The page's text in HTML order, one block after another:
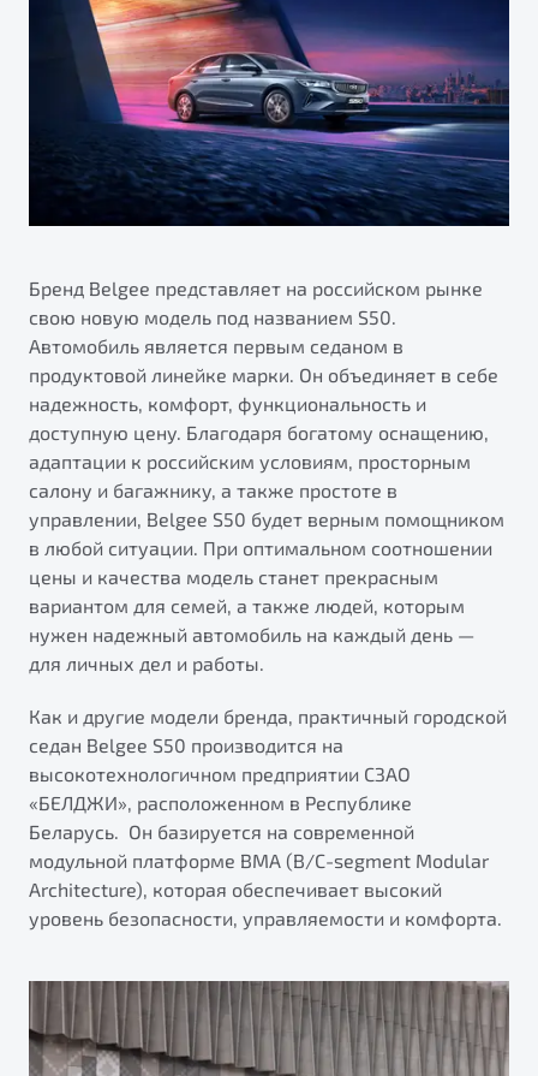
Яркий кроссовер
от 2 219 990 ₽*
Обзор В наличии
Элегантный и практичный седан
от 1 699 990 ₽*
Обзор В наличии
от 2 499 990 ₽*
Обзор В наличии
Трейд-ин
Страхование
Расчет КАСКО
Узнайте о специальных выгодах при покупке
автомобиля Belgee
Подробно
Автомобили в наличии
Автокредит
Спецпредложения
Сервисные акции
ПОДДЕРЖКА
Гарантия Belgee
Belgee Линк
Belgee Клуб
Реферальная программа
Клиентская поддержка
Помощь на дорогах
Будьте еще более уверены на дорогах с программой
"Помощь на дорогах"
Преимущества программы
Запись на сервис
Клиентская поддержка
О дилерском центре
Правовая информация
Бренд Belgee представляет на российском рынке
свою новую модель под названием S50.
Автомобиль является первым седаном в
продуктовой линейке марки. Он объединяет в себе
надежность, комфорт, функциональность и
доступную цену. Благодаря богатому оснащению,
адаптации к российским условиям, просторным
салону и багажнику, а также простоте в
управлении, Belgee S50 будет верным помощником
в любой ситуации. При оптимальном соотношении
цены и качества модель станет прекрасным
вариантом для семей, а также людей, которым
нужен надежный автомобиль на каждый день —
для личных дел и работы.
Как и другие модели бренда, практичный городской
седан Belgee S50 производится на
высокотехнологичном предприятии СЗАО
«БЕЛДЖИ», расположенном в Республике
Беларусь. Он базируется на современной
модульной платформе BMA (B/С-segment Modular
Architecture), которая обеспечивает высокий
уровень безопасности, управляемости и комфорта.